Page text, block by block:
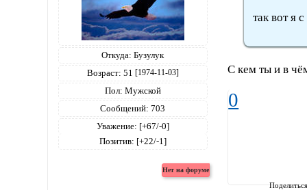
Откуда: Бузулук
Возраст: 51 [1974-11-03]
Пол: Мужской
Сообщений: 703
Уважение: [+67/-0]
Позитив: [+22/-1]
так вот я
С кем ты и в
0